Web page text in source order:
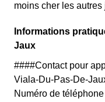
moins cher les
Informations
Jaux
####Contact pour
Viala-Du-Pas-De-
Numéro de